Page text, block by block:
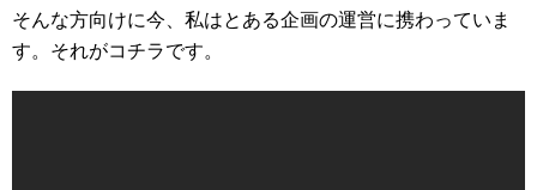
そんな方向けに今、私はとある企画の運営に携わっていま
す。それがコチラです。